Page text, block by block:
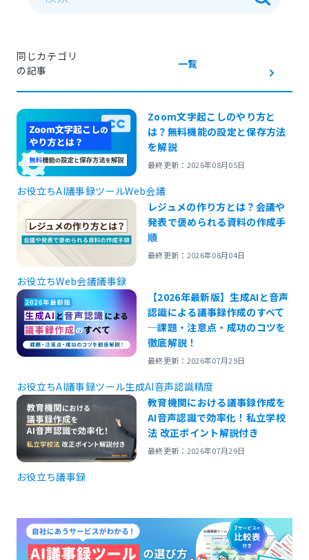
同じカテゴリ
の記事
一覧
Zoom文字起こしのやり方と
は？無料機能の設定と保存方法
を解説
最終更新：2026年08月05日
お役立ちAI議事録ツールWeb会議
レジュメの作り方とは？会議や
発表で褒められる資料の作成手
順
最終更新：2026年08月04日
お役立ちWeb会議議事録
【2026年最新版】生成AIと音声
認識による議事録作成のすべて
─課題・注意点・成功のコツを
徹底解説！
最終更新：2026年07月29日
お役立ちAI議事録ツール生成AI音声認識精度
教育機関における議事録作成を
AI音声認識で効率化！私立学校
法 改正ポイント解説付き
最終更新：2026年07月29日
お役立ち議事録